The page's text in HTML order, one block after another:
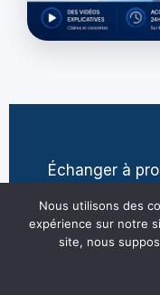
Échanger à
Nous utilisons des
expérience sur notre
site, nous